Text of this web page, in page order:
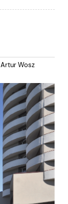
Artur Wosz